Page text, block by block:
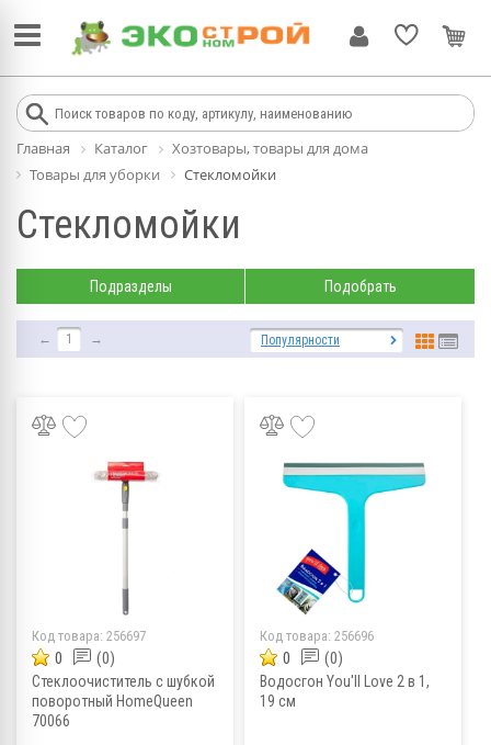
Главная Каталог
Хозтовары, товары для дома
Товары для уборки
Стекломойки
Стекломойки
Подразделы Подобрать
← 1 → Популярности
Код товара: 256697
0 (0)
Cтеклоочиститель c шубкой
поворотный HomeQueen
70066
Код товара: 256696
0 (0)
Водосгон You'll Love 2 в 1,
19 см